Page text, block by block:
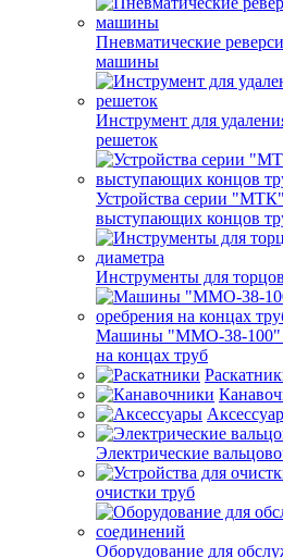
Пневматические
машины
Инструмент для
решеток
Устройства серии "МТК"
выступающих концов
Инструменты для
Машины "ММО-38-100"
на концах труб
Электрические
очистки труб
Оборудование для